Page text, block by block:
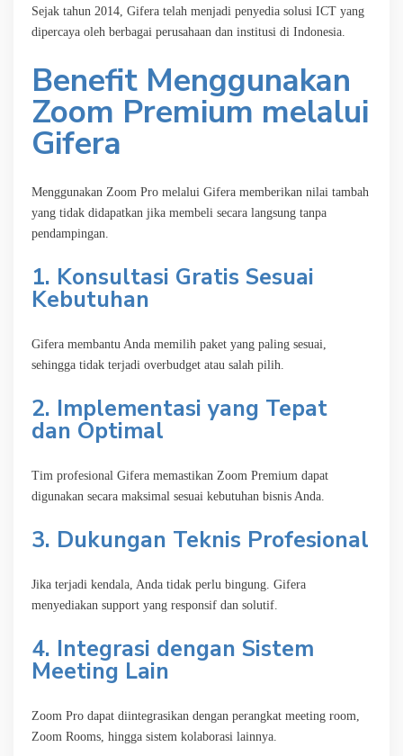
Sejak tahun 2014, Gifera telah menjadi penyedia solusi ICT yang
dipercaya oleh berbagai perusahaan dan institusi di Indonesia.
Benefit Menggunakan
Zoom Premium melalui
Gifera
Menggunakan Zoom Pro melalui Gifera memberikan nilai tambah
yang tidak didapatkan jika membeli secara langsung tanpa
pendampingan.
1. Konsultasi Gratis Sesuai
Kebutuhan
Gifera membantu Anda memilih paket yang paling sesuai,
sehingga tidak terjadi overbudget atau salah pilih.
2. Implementasi yang Tepat
dan Optimal
Tim profesional Gifera memastikan Zoom Premium dapat
digunakan secara maksimal sesuai kebutuhan bisnis Anda.
3. Dukungan Teknis Profesional
Jika terjadi kendala, Anda tidak perlu bingung. Gifera
menyediakan support yang responsif dan solutif.
4. Integrasi dengan Sistem
Meeting Lain
Zoom Pro dapat diintegrasikan dengan perangkat meeting room,
Zoom Rooms, hingga sistem kolaborasi lainnya.